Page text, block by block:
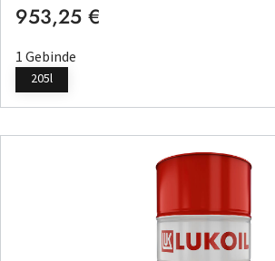
Regulärer Preis:
953,25 €
1 Gebinde
205l